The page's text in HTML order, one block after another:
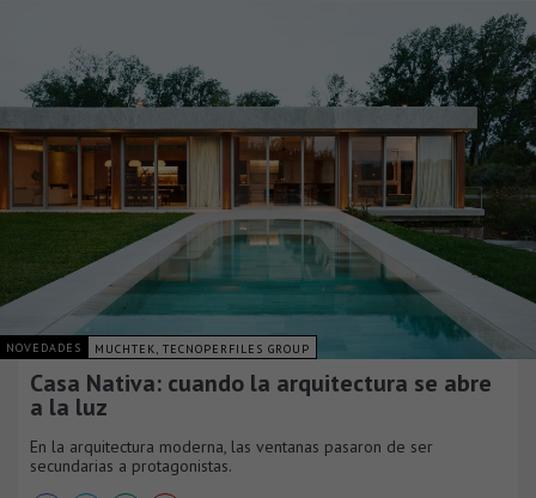
NOVEDADES MUCHTEK, TECNOPERFILES GROUP
Casa Nativa: cuando la arquitectura se abre
a la luz
En la arquitectura moderna, las ventanas pasaron de ser
secundarias a protagonistas.